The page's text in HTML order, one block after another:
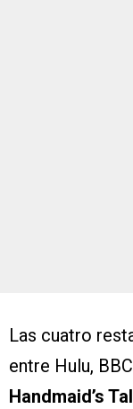
Las cuatro
entre Hulu,
Handmaid’s